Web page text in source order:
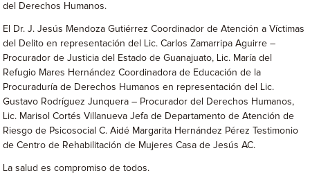
del Derechos Humanos.
El Dr. J. Jesús Mendoza Gutiérrez Coordinador de Atención a Víctimas
del Delito en representación del Lic. Carlos Zamarripa Aguirre –
Procurador de Justicia del Estado de Guanajuato, Lic. María del
Refugio Mares Hernández Coordinadora de Educación de la
Procuraduría de Derechos Humanos en representación del Lic.
Gustavo Rodríguez Junquera – Procurador del Derechos Humanos,
Lic. Marisol Cortés Villanueva Jefa de Departamento de Atención de
Riesgo de Psicosocial C. Aidé Margarita Hernández Pérez Testimonio
de Centro de Rehabilitación de Mujeres Casa de Jesús AC.
La salud es compromiso de todos.